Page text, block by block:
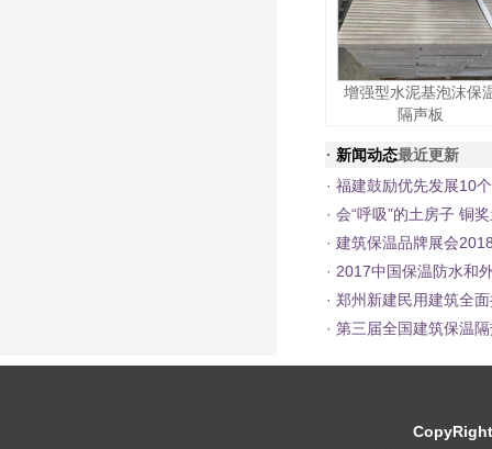
增强型水泥基泡沫保
隔声板
· 新闻动态最近更新
· 福建鼓励优先发展10
· 会“呼吸”的土房子 铜
· 建筑保温品牌展会
· 2017中国保温防水和
· 郑州新建民用建筑全
· 第三届全国建筑保温